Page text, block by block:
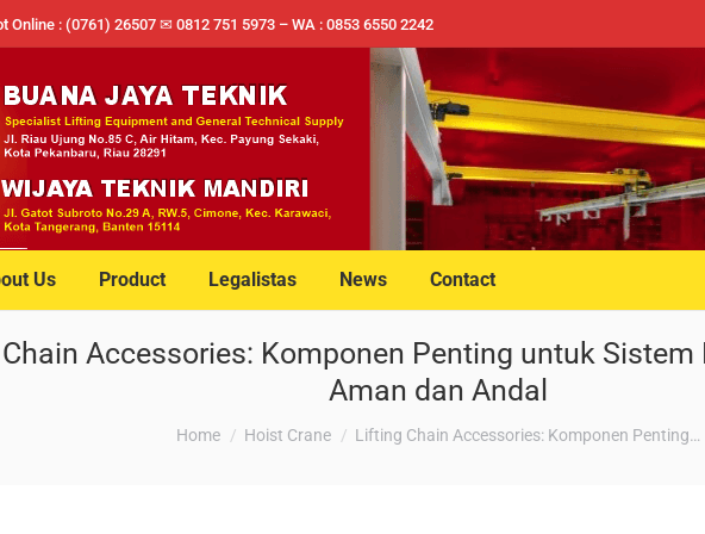
Online : (0761) 26507 ✉ 0812 751 5973 – WA : 0853 6550 2242
Us Product Legalistas News Contact
Accessories: Komponen Penting untuk
Aman dan Andal
Home Hoist Crane Lifting Chain Accessories: Komponen Penting…